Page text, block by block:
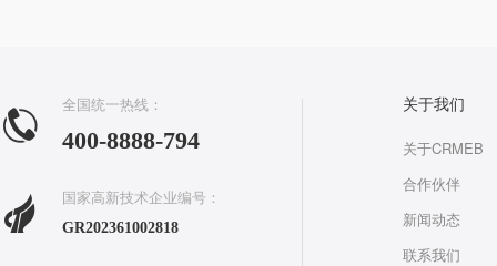
全国统一热线：
400-8888-794
国家高新技术企业编号：
GR202361002818
关于我们
关于CRMEB
合作伙伴
新闻动态
联系我们